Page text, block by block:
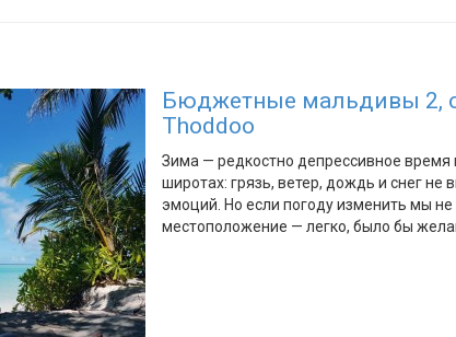
Бюджетные мальдивы 2,
Thoddoo
Зима — редкостно депрессивное время
широтах: грязь, ветер, дождь и снег не
эмоций. Но если погоду изменить мы
местоположение — легко, было бы